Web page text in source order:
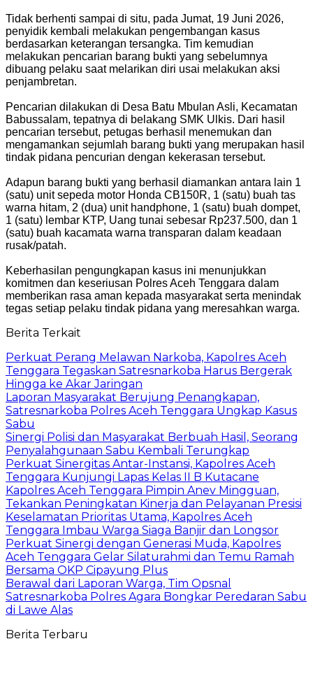
‎Tidak berhenti sampai di situ, pada Jumat, 19 Juni 2026,
penyidik kembali melakukan pengembangan kasus
berdasarkan keterangan tersangka. Tim kemudian
melakukan pencarian barang bukti yang sebelumnya
dibuang pelaku saat melarikan diri usai melakukan aksi
penjambretan.
‎Pencarian dilakukan di Desa Batu Mbulan Asli, Kecamatan
Babussalam, tepatnya di belakang SMK Ulkis. Dari hasil
pencarian tersebut, petugas berhasil menemukan dan
mengamankan sejumlah barang bukti yang merupakan hasil
tindak pidana pencurian dengan kekerasan tersebut.
‎Adapun barang bukti yang berhasil diamankan antara lain 1
(satu) unit sepeda motor Honda CB150R, 1 (satu) buah tas
warna hitam, 2 (dua) unit handphone, 1 (satu) buah dompet,
1 (satu) lembar KTP, Uang tunai sebesar Rp237.500, dan 1
(satu) buah kacamata warna transparan dalam keadaan
rusak/patah.
‎Keberhasilan pengungkapan kasus ini menunjukkan
komitmen dan keseriusan Polres Aceh Tenggara dalam
memberikan rasa aman kepada masyarakat serta menindak
tegas setiap pelaku tindak pidana yang meresahkan warga.
Berita Terkait
Perkuat Perang Melawan Narkoba, Kapolres Aceh
Tenggara Tegaskan Satresnarkoba Harus Bergerak
Hingga ke Akar Jaringan
Laporan Masyarakat Berujung Penangkapan,
Satresnarkoba Polres Aceh Tenggara Ungkap Kasus
Sabu
Sinergi Polisi dan Masyarakat Berbuah Hasil, Seorang
Penyalahgunaan Sabu Kembali Terungkap
Perkuat Sinergitas Antar-Instansi, Kapolres Aceh
Tenggara Kunjungi Lapas Kelas II B Kutacane
Kapolres Aceh Tenggara Pimpin Anev Mingguan,
Tekankan Peningkatan Kinerja dan Pelayanan Presisi
Keselamatan Prioritas Utama, Kapolres Aceh
Tenggara Imbau Warga Siaga Banjir dan Longsor
Perkuat Sinergi dengan Generasi Muda, Kapolres
Aceh Tenggara Gelar Silaturahmi dan Temu Ramah
Bersama OKP Cipayung Plus
Berawal dari Laporan Warga, Tim Opsnal
Satresnarkoba Polres Agara Bongkar Peredaran Sabu
di Lawe Alas
Berita Terbaru